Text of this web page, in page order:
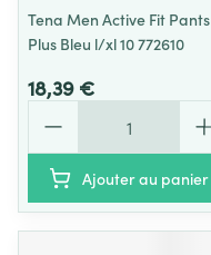
Tena Men Active Fit Pants
Plus Bleu l/xl 10 772610
18,39 €
Ajouter au panier